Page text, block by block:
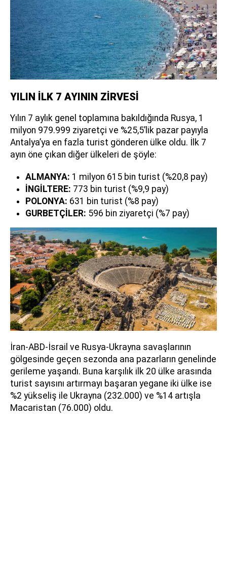
YILIN İLK 7 AYININ ZİRVESİ
Yılın 7 aylık genel toplamına bakıldığında Rusya, 1
milyon 979.999 ziyaretçi ve %25,5’lik pazar payıyla
Antalya’ya en fazla turist gönderen ülke oldu. İlk 7
ayın öne çıkan diğer ülkeleri de şöyle:
ALMANYA: 1 milyon 615 bin turist (%20,8 pay)
İNGİLTERE: 773 bin turist (%9,9 pay)
POLONYA: 631 bin turist (%8 pay)
GURBETÇİLER: 596 bin ziyaretçi (%7 pay)
İran-ABD-İsrail ve Rusya-Ukrayna savaşlarının
gölgesinde geçen sezonda ana pazarların genelinde
gerileme yaşandı. Buna karşılık ilk 20 ülke arasında
turist sayısını artırmayı başaran yegane iki ülke ise
%2 yükseliş ile Ukrayna (232.000) ve %14 artışla
Macaristan (76.000) oldu.